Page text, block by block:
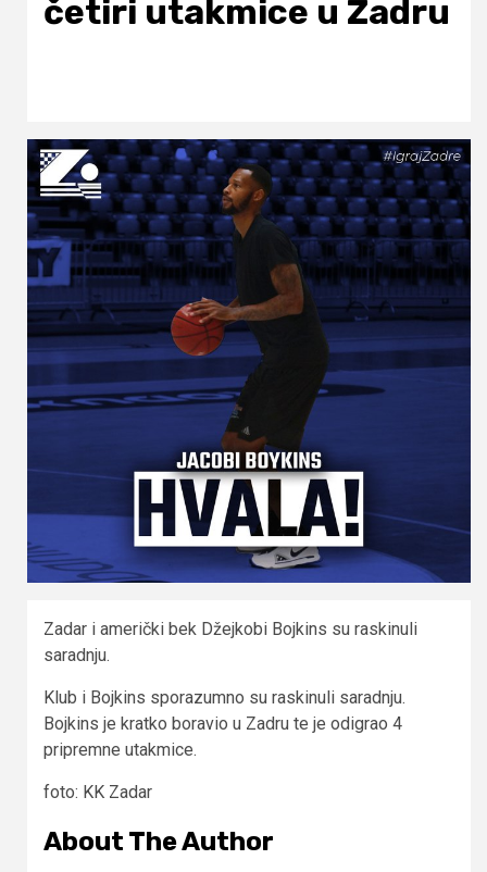
četiri utakmice u Zadru
Zadar i američki bek Džejkobi Bojkins su raskinuli
saradnju.
Klub i Bojkins sporazumno su raskinuli saradnju.
Bojkins je kratko boravio u Zadru te je odigrao 4
pripremne utakmice.
foto: KK Zadar
About The Author